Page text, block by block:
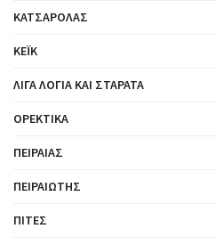
ΚΑΤΣΑΡΌΛΑΣ
ΚΈΙΚ
ΛΊΓΑ ΛΌΓΙΑ ΚΑΙ ΣΤΑΡΆΤΑ
ΟΡΕΚΤΙΚΆ
ΠΕΙΡΑΙΆΣ
ΠΕΙΡΑΙΏΤΗΣ
ΠΊΤΕΣ